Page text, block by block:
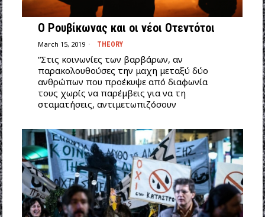
Ο Ρουβίκωνας και οι νέοι Οτεντότοι
March 15, 2019 THEORY
“Στις κοινωνίες των βαρβάρων, αν
παρακολουθούσες την μαχη μεταξύ δύο
ανθρώπων που προέκυψε από διαφωνία
τους χωρίς να παρέμβεις για να τη
σταματήσεις, αντιμετωπιζόσουν